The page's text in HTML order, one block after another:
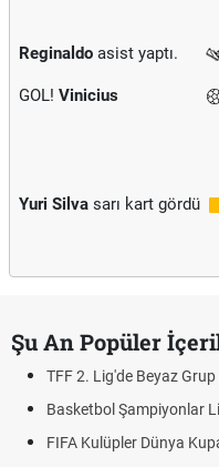
Reginaldo asist yaptı.
GOL! Vinicius
Yuri Silva sarı kart gördü
Şu An Popüler
TFF 2. Lig'de Beyaz Grup
Basketbol Şampiyonlar
FIFA Kulüpler Dünya